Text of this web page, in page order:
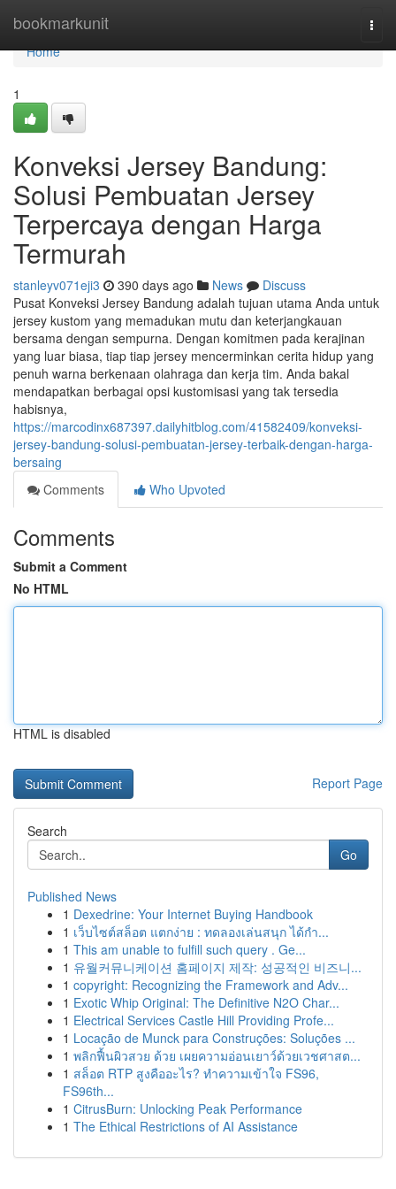
bookmarkunit
Home
Home
1
Konveksi Jersey Bandung:
Solusi Pembuatan Jersey
Terpercaya dengan Harga
Termurah
stanleyv071eji3 390 days ago News
Discuss
Pusat Konveksi Jersey Bandung adalah tujuan utama Anda untuk
jersey kustom yang memadukan mutu dan keterjangkauan
bersama dengan sempurna. Dengan komitmen pada kerajinan
yang luar biasa, tiap tiap jersey mencerminkan cerita hidup yang
penuh warna berkenaan olahraga dan kerja tim. Anda bakal
mendapatkan berbagai opsi kustomisasi yang tak tersedia
habisnya,
https://marcodinx687397.dailyhitblog.com/41582409/konveksi-
jersey-bandung-solusi-pembuatan-jersey-terbaik-dengan-harga-
bersaing
Comments
Who Upvoted
Comments
Submit a Comment
No HTML
HTML is disabled
Report Page
Search
Go
Published News
1 Dexedrine: Your Internet Buying Handbook
1 เว็บไซต์สล็อต แตกง่าย : ทดลองเล่นสนุก ได้กำ...
1 This am unable to fulfill such query . Ge...
1 유월커뮤니케이션 홈페이지 제작: 성공적인 비즈니...
1 copyright: Recognizing the Framework and Adv...
1 Exotic Whip Original: The Definitive N2O Char...
1 Electrical Services Castle Hill Providing Profe...
1 Locação de Munck para Construções: Soluções ...
1 พลิกฟื้นผิวสวย ด้วย เผยความอ่อนเยาว์ด้วยเวชศาสต...
1 สล็อต RTP สูงคืออะไร? ทำความเข้าใจ FS96,
FS96th...
1 CitrusBurn: Unlocking Peak Performance
1 The Ethical Restrictions of AI Assistance